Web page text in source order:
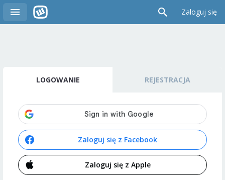
Zaloguj się
LOGOWANIE REJESTRACJA
Zaloguj się z Facebook
Zaloguj się z Apple